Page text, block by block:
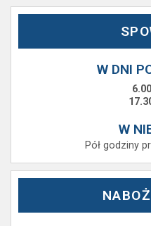
W DNI
W
Pół godziny